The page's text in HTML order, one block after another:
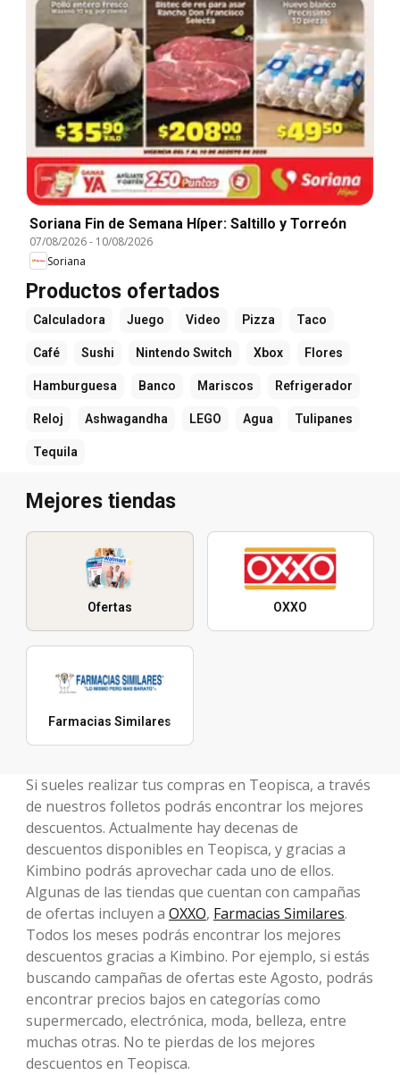
Soriana Fin de Semana Híper: Saltillo y Torreón
07/08/2026- 10/08/2026
Soriana
Productos ofertados
Calculadora Juego Video Pizza Taco
Café Sushi Nintendo Switch Xbox Flores
Hamburguesa Banco Mariscos Refrigerador
Reloj Ashwagandha LEGO Agua Tulipanes
Tequila
Mejores tiendas
Ofertas OXXO
Farmacias Similares
Si sueles realizar tus compras en Teopisca, a través
de nuestros folletos podrás encontrar los mejores
descuentos. Actualmente hay decenas de
descuentos disponibles en Teopisca, y gracias a
Kimbino podrás aprovechar cada uno de ellos.
Algunas de las tiendas que cuentan con campañas
de ofertas incluyen a OXXO, Farmacias Similares.
Todos los meses podrás encontrar los mejores
descuentos gracias a Kimbino. Por ejemplo, si estás
buscando campañas de ofertas este Agosto, podrás
encontrar precios bajos en categorías como
supermercado, electrónica, moda, belleza, entre
muchas otras. No te pierdas de los mejores
descuentos en Teopisca.